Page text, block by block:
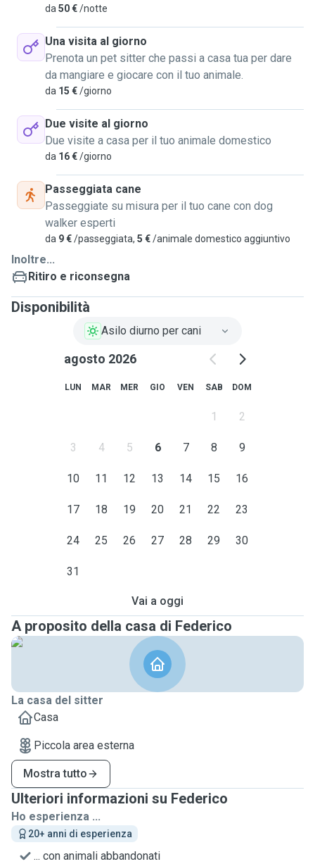
da 50 €/notte
Una visita al giorno
Prenota un pet sitter che passi a casa tua per dare
da mangiare e giocare con il tuo animale.
da 15 €/giorno
Due visite al giorno
Due visite a casa per il tuo animale domestico
da 16 €/giorno
Passeggiata cane
Passeggiate su misura per il tuo cane con dog
walker esperti
da 9 €/passeggiata, 5 €/animale domestico aggiuntivo
Inoltre...
Ritiro e riconsegna
Disponibilità
Asilo diurno per cani
agosto 2026
LUN MAR MER GIO VEN SAB DOM
1 2
3 4 5 6 7 8 9
10 11 12 13 14 15 16
17 18 19 20 21 22 23
24 25 26 27 28 29 30
31
Vai a oggi
A proposito della casa di Federico
La casa del sitter
Casa
Piccola area esterna
Mostra tutto
Ulteriori informazioni su Federico
Ho esperienza ...
20+ anni di esperienza
... con animali abbandonati